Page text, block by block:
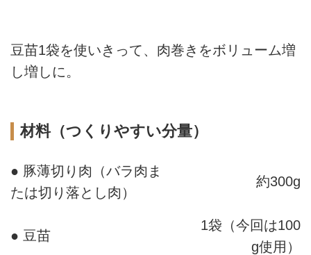
豆苗1袋を使いきって、肉巻きをボリューム増
し増しに。
材料（つくりやすい分量）
● 豚薄切り肉（バラ肉ま
たは切り落とし肉）
約300g
● 豆苗
1袋（今回は100
g使用）